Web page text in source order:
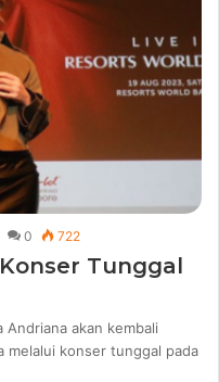
0 722
Tunggal
Andriana akan kembali
melalui konser tunggal pada